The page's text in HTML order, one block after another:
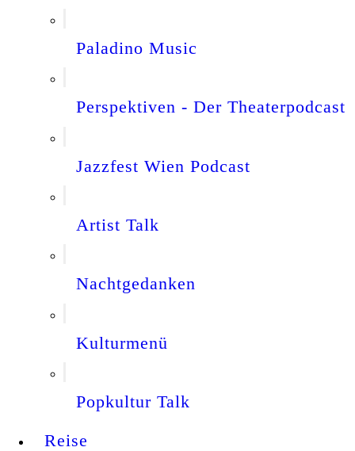
Paladino Music
Perspektiven - Der Theaterpodcast
Jazzfest Wien Podcast
Artist Talk
Nachtgedanken
Kulturmenü
Popkultur Talk
Reise